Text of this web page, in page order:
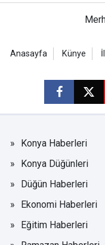
Anasayfa Künye
Konya Haberleri
Konya Düğünleri
Düğün Haberleri
Ekonomi Haberleri
Eğitim Haberleri